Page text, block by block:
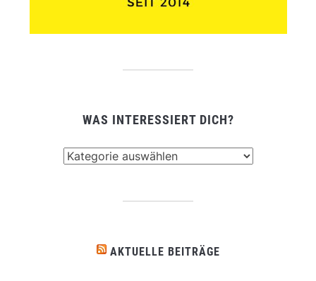
WAS INTERESSIERT DICH?
AKTUELLE BEITRÄGE